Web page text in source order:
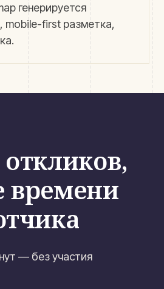
генерируется
mobile-first разметка,
времени
— без участия